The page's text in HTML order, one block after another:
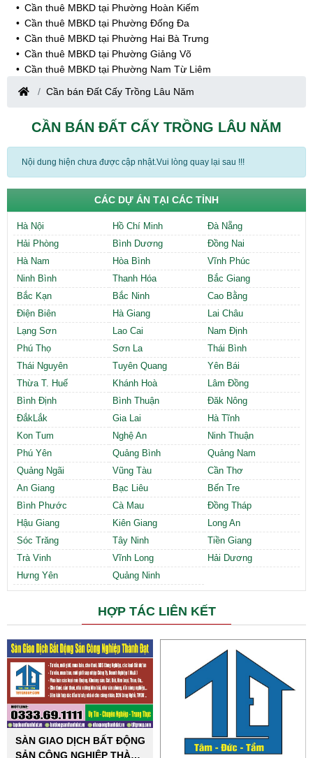
Cần thuê MBKD tại Phường Hoàn Kiếm
Cần thuê MBKD tại Phường Đống Đa
Cần thuê MBKD tại Phường Hai Bà Trưng
Cần thuê MBKD tại Phường Giảng Võ
Cần thuê MBKD tại Phường Nam Từ Liêm
Cần thuê MBKD tại Phường Cầu Giấy
Cần thuê MBKD tại Phường Thanh Xuân
Cần thuê MBKD tại Phường Hà Đông
Cần thuê MBKD tại Phường Hoàng Mai
Cần thuê MBKD tại Phường Ô Chợ Dừa
Cần thuê MBKD tại Phường Yên Hòa
Cần thuê MBKD tại Phường Nghĩa Độ
Cần thuê MBKD tại Phường Phương Liệt
Cần thuê MBKD tại Phường Khương Đình
Cần thuê MBKD tại Phường Yên Sở
Cần thuê MBKD tại Phường Hoàng Liệt
Cần thuê MBKD tại Phường Định Công
Cần thuê MBKD tại Phường Tương Mai
Cần thuê MBKD tại Phường Vĩnh Hưng
Cần thuê MBKD tại Phường Lĩnh Nam
Cần thuê MBKD tại Phường Hồng Hà
Cần thuê MBKD tại Phường Láng
Cần thuê MBKD tại Phường Văn Miếu
Cần thuê MBKD tại Phường Kim Liên
Cần thuê MBKD tại Phường Bạch Mai
Cần thuê MBKD tại Phường Vĩnh Tuy
Cần bán Đất Cấy Trồng Lâu Năm
CẦN BÁN ĐẤT CẤY TRỒNG LÂU NĂM
Nội dung hiện chưa được cập nhật.Vui lòng quay lại sau !!!
CÁC DỰ ÁN TẠI CÁC TỈNH
Hà Nội Hồ Chí Minh
Đà Nẵng
Hải Phòng
Bình Dương
Đồng Nai
Hà Nam
Hòa Bình
Vĩnh Phúc
Ninh Bình
Thanh Hóa
Bắc Giang
Bắc Kạn
Bắc Ninh
Cao Bằng
Điện Biên
Hà Giang
Lai Châu
Lạng Sơn
Lao Cai
Nam Định
Phú Thọ
Sơn La
Thái Bình
Thái Nguyên
Tuyên Quang
Yên Bái
Thừa T. Huế
Khánh Hoà
Lâm Đồng
Bình Định
Bình Thuận
Đăk Nông
ĐắkLắk
Gia Lai
Hà Tĩnh
Kon Tum
Nghệ An
Ninh Thuận
Phú Yên
Quảng Bình
Quảng Nam
Quảng Ngãi
Vũng Tàu
Cần Thơ
An Giang
Bạc Liêu
Bến Tre
Bình Phước
Cà Mau
Đồng Tháp
Hậu Giang
Kiên Giang
Long An
Sóc Trăng
Tây Ninh
Tiền Giang
Trà Vinh
Vĩnh Long
Hải Dương
Hưng Yên
Quảng Ninh
HỢP TÁC LIÊN KẾT
SÀN GIAO DỊCH BẤT ĐỘNG
SẢN CÔNG NGHIỆP THÀNH